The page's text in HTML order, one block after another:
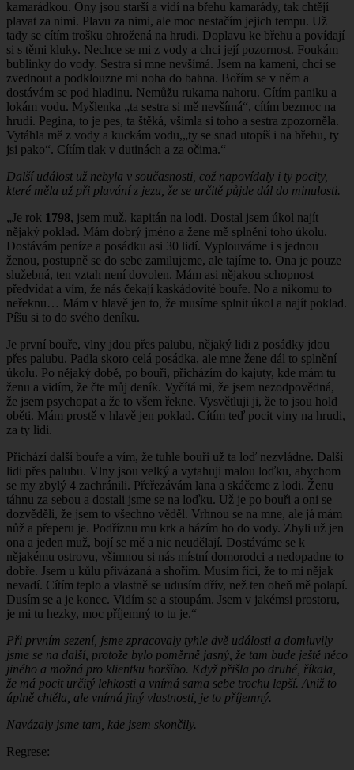
kamarádkou. Ony jsou starší a vidí na břehu kamarády, tak chtějí
plavat za nimi. Plavu za nimi, ale moc nestačím jejich tempu. Už
tady se cítím trošku ohrožená na hrudi. Doplavu ke břehu a povídají
si s těmi kluky. Nechce se mi z vody a chci její pozornost. Foukám
bublinky do vody. Sestra si mne nevšímá. Jsem na kameni, chci se
zvednout a podklouzne mi noha do bahna. Bořím se v něm a
dostávám se pod hladinu. Nemůžu rukama nahoru. Cítím paniku a
lokám vodu. Myšlenka „ta sestra si mě nevšímá“, cítím bezmoc na
hrudi. Pegina, to je pes, ta štěká, všimla si toho a sestra zpozorněla.
Vytáhla mě z vody a kuckám vodu,„ty se snad utopíš i na břehu, ty
jsi pako“. Cítím tlak v dutinách a za očima.“
Další událost už nebyla v současnosti, což napovídaly i ty pocity,
které měla už při plavání z jezu, že se určitě půjde dál do minulosti.
„Je rok 1798, jsem muž, kapitán na lodi. Dostal jsem úkol najít
nějaký poklad. Mám dobrý jméno a žene mě splnění toho úkolu.
Dostávám peníze a posádku asi 30 lidí. Vyplouváme i s jednou
ženou, postupně se do sebe zamilujeme, ale tajíme to. Ona je pouze
služebná, ten vztah není dovolen. Mám asi nějakou schopnost
předvídat a vím, že nás čekají kaskádovité bouře. No a nikomu to
neřeknu… Mám v hlavě jen to, že musíme splnit úkol a najít poklad.
Píšu si to do svého deníku.
Je první bouře, vlny jdou přes palubu, nějaký lidi z posádky jdou
přes palubu. Padla skoro celá posádka, ale mne žene dál to splnění
úkolu. Po nějaký době, po bouři, přicházím do kajuty, kde mám tu
ženu a vidím, že čte můj deník. Vyčítá mi, že jsem nezodpovědná,
že jsem psychopat a že to všem řekne. Vysvětluji ji, že to jsou hold
oběti. Mám prostě v hlavě jen poklad. Cítím teď pocit viny na hrudi,
za ty lidi.
Přichází další bouře a vím, že tuhle bouři už ta loď nezvládne. Další
lidi přes palubu. Vlny jsou velký a vytahuji malou loďku, abychom
se my zbylý 4 zachránili. Přeřezávám lana a skáčeme z lodi. Ženu
táhnu za sebou a dostali jsme se na loďku. Už je po bouři a oni se
dozvěděli, že jsem to všechno věděl. Vrhnou se na mne, ale já mám
nůž a přeperu je. Podříznu mu krk a házím ho do vody. Zbyli už jen
ona a jeden muž, bojí se mě a nic neudělají. Dostáváme se k
nějakému ostrovu, všimnou si nás místní domorodci a nedopadne to
dobře. Jsem u kůlu přivázaná a shořím. Musím říci, že to mi nějak
nevadí. Cítím teplo a vlastně se udusím dřív, než ten oheň mě polapí.
Dusím se a je konec. Vidím se a stoupám. Jsem v jakémsi prostoru,
je mi tu hezky, moc příjemný to tu je.“
Při prvním sezení, jsme zpracovaly tyhle dvě události a domluvily
jsme se na další, protože bylo poměrně jasný, že tam bude ještě něco
jiného a možná pro klientku horšího. Když přišla po druhé, říkala,
že má pocit určitý lehkosti a vnímá sama sebe trochu lepší. Aniž to
úplně chtěla, ale vnímá jiný vlastnosti, je to příjemný.
Navázaly jsme tam, kde jsem skončily.
Regrese: